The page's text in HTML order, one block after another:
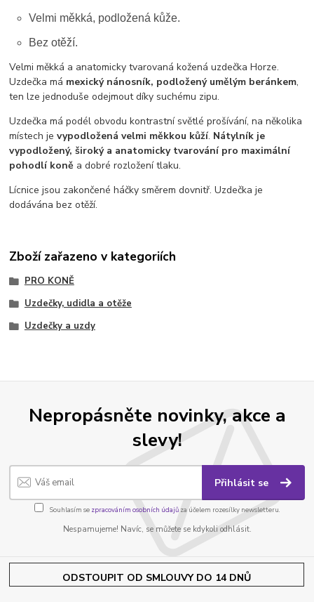
Velmi měkká, podložená kůže.
Bez otěží.
Velmi měkká a anatomicky tvarovaná kožená uzdečka Horze.
Uzdečka má mexický nánosník, podložený umělým beránkem,
ten lze jednoduše odejmout díky suchému zipu.
Uzdečka má podél obvodu kontrastní světlé prošívání, na několika
místech jevypodložená velmi měkkou kůží. Nátylník je
vypodložený, široký a anatomicky tvarování pro maximální
pohodlí koně a dobré rozložení tlaku.
Lícnice jsou zakončené háčky směrem dovnitř. Uzdečka je
dodávána bez otěží.
Zboží zařazeno v kategoriích
PRO KONĚ
Uzdečky, udidla a otěže
Uzdečky a uzdy
Nepropásněte novinky, akce a
slevy!
Přihlásit se
Souhlasím se zpracováním osobních údajůza účelem rozesílky newsletteru.
Nespamujeme! Navíc, se můžete se kdykoli odhlásit.
ODSTOUPIT OD SMLOUVY DO 14 DNŮ